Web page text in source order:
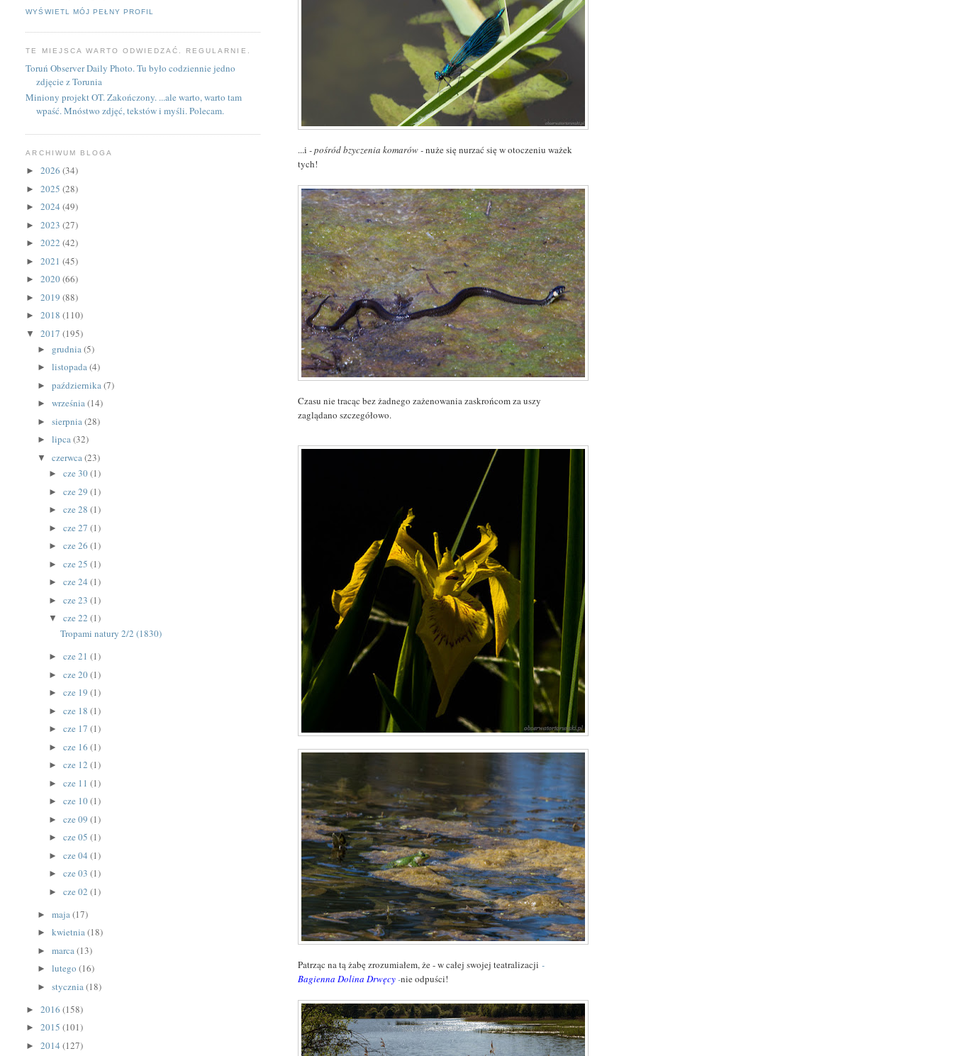
...i- pośród bzyczenia komarów -nuże się nurzać się w otoczeniu ważek
tych!
Czasu nie tracąc bez żadnego zażenowania zaskrońcom za uszy
zaglądano szczegółowo.
Patrząc na tą żabę zrozumiałem, że - w całej swojej teatralizacji-
Bagienna Dolina Drwęcy-nie odpuści!
WYŚWIETL MÓJ PEŁNY PROFIL
TE MIEJSCA WARTO ODWIEDZAĆ. REGULARNIE.
Toruń Observer Daily Photo. Tu było codziennie jedno
zdjęcie z Torunia
Miniony projekt OT. Zakończony. ...ale warto, warto tam
wpaść. Mnóstwo zdjęć, tekstów i myśli. Polecam.
ARCHIWUM BLOGA
►2026(34)
►2025(28)
►2024(49)
►2023(27)
►2022(42)
►2021(45)
►2020(66)
►2019(88)
►2018(110)
▼2017(195)
► grudnia(5)
►listopada(4)
►października(7)
►września(14)
►sierpnia(28)
►lipca(32)
▼czerwca(23)
► cze 30(1)
► cze 29 (1)
► cze 28 (1)
► cze 27 (1)
► cze 26 (1)
► cze 25 (1)
► cze 24 (1)
► cze 23 (1)
▼ cze 22 (1)
Tropami natury 2/2 (1830)
► cze 21 (1)
► cze 20(1)
► cze 19 (1)
► cze 18 (1)
► cze 17 (1)
► cze 16 (1)
► cze 12 (1)
► cze 11 (1)
► cze 10(1)
► cze 09 (1)
► cze 05 (1)
► cze 04 (1)
► cze 03 (1)
► cze 02 (1)
►maja(17)
►kwietnia(18)
►marca(13)
►lutego(16)
►stycznia(18)
►2016(158)
►2015(101)
►2014(127)